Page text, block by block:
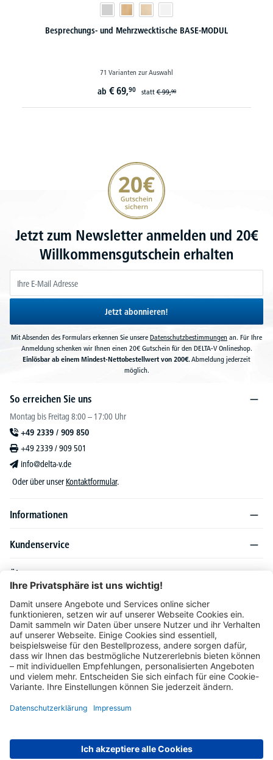
Besprechungs- und Mehrzwecktische BASE-MODUL
71 Varianten zur Auswahl
ab € 69,90 statt€ 99,90
20€ Gutschein sichern
Jetzt zum Newsletter anmelden und 20€
Willkommensgutschein erhalten
Jetzt abonnieren!
Mit Absenden des Formulars erkennen Sie unsere Datenschutzbestimmungen an. Für Ihre
Anmeldung schenken wir Ihnen einen 20€ Gutschein für den DELTA-V Onlineshop.
Einlösbar ab einem Mindest-Nettobestellwert von 200€.Abmeldung jederzeit
möglich.
So erreichen Sie uns
Montag bis Freitag 8:00 – 17:00 Uhr
+49 2339 / 909 850
+49 2339 / 909 501
info@delta-v.de
Oder über unser Kontaktformular.
Informationen
Kundenservice
Über DELTA-V
Produktsortiment
Ratgeber
Folgen Sie uns auch auf
Unser Angebot richtet sich ausschließlich an Industrie, Handel, Gewerbe und
europäische Ausland gelten Sonderkonditionen, die auf Anfrage mitgeteilt werden.